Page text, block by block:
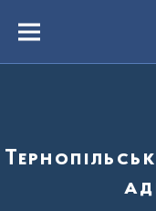
вмістуMenu